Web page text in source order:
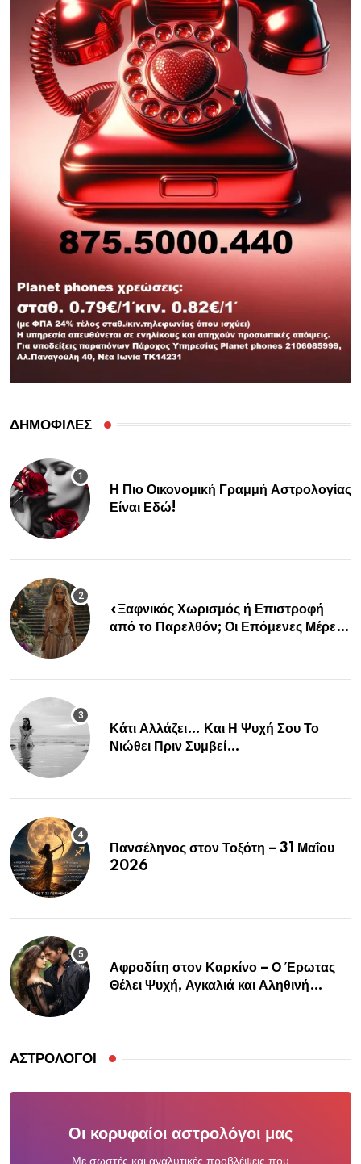
ΔΗΜΟΦΙΛΕΣ
Η Πιο Οικονομική Γραμμή Αστρολογίας
Είναι Εδώ!
«Ξαφνικός Χωρισμός ή Επιστροφή
από το Παρελθόν; Οι Επόμενες Μέρες
Κάτι Αλλάζει… Και Η Ψυχή Σου Το
Νιώθει Πριν Συμβεί…
Πανσέληνος στον Τοξότη – 31 Μαΐου
2026
Αφροδίτη στον Καρκίνο – Ο Έρωτας
Θέλει Ψυχή, Αγκαλιά και Αληθινή
ΑΣΤΡΟΛΌΓΟΙ
Οι κορυφαίοι αστρολόγοι μας